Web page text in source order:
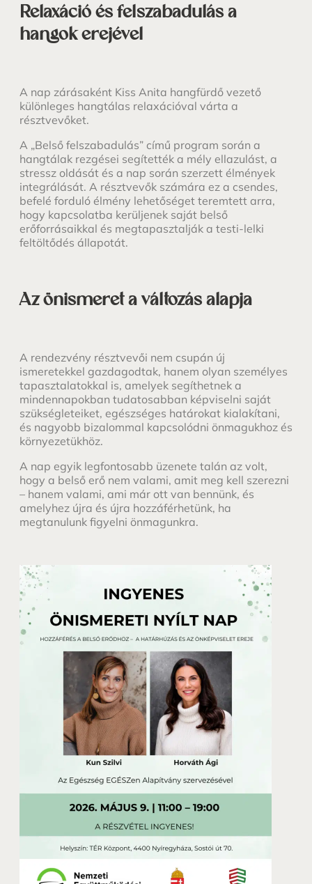
Relaxáció és felszabadulás a
hangok erejével
A nap zárásaként Kiss Anita hangfürdő vezető
különleges hangtálas relaxációval várta a
résztvevőket.
A „Belső felszabadulás” című program során a
hangtálak rezgései segítették a mély ellazulást, a
stressz oldását és a nap során szerzett élmények
integrálását. A résztvevők számára ez a csendes,
befelé forduló élmény lehetőséget teremtett arra,
hogy kapcsolatba kerüljenek saját belső
erőforrásaikkal és megtapasztalják a testi-lelki
feltöltődés állapotát.
Az önismeret a változás alapja
A rendezvény résztvevői nem csupán új
ismeretekkel gazdagodtak, hanem olyan személyes
tapasztalatokkal is, amelyek segíthetnek a
mindennapokban tudatosabban képviselni saját
szükségleteiket, egészséges határokat kialakítani,
és nagyobb bizalommal kapcsolódni önmagukhoz és
környezetükhöz.
A nap egyik legfontosabb üzenete talán az volt,
hogy a belső erő nem valami, amit meg kell szerezni
– hanem valami, ami már ott van bennünk, és
amelyhez újra és újra hozzáférhetünk, ha
megtanulunk figyelni önmagunkra.